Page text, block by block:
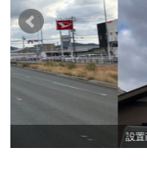
設置画像（近目）